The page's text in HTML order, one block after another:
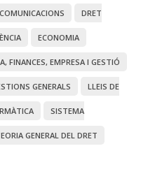
DRET
ECONOMIA
FINANCES, EMPRESA I GESTIÓ
GENERALS LLEIS DE
SISTEMA
GENERAL DEL DRET